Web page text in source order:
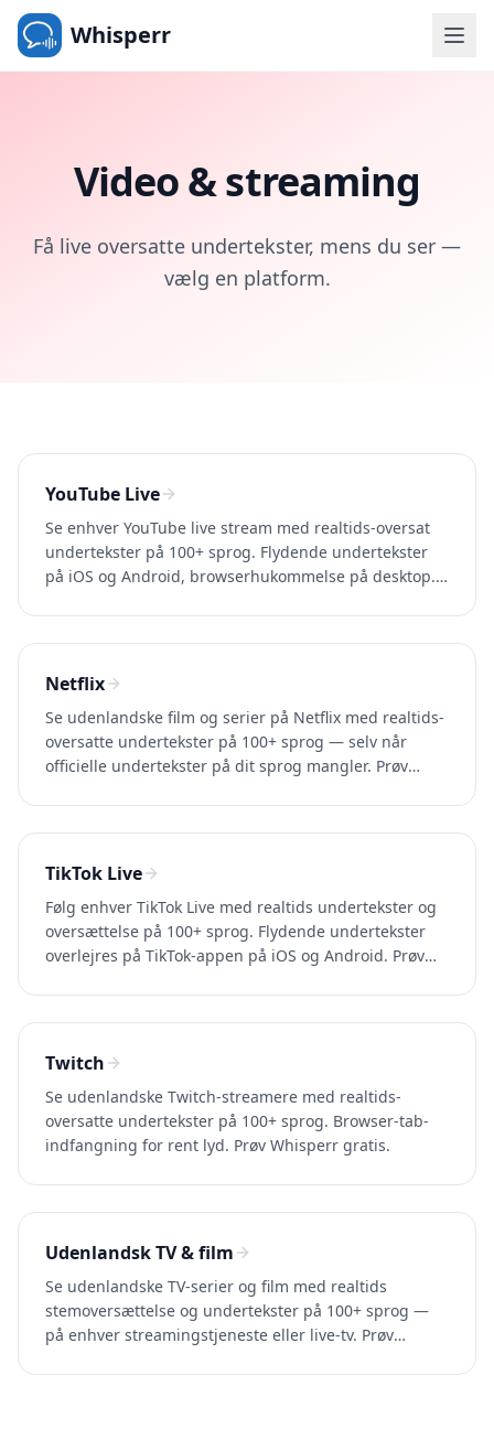
Whisperr
Video & streaming
Få live oversatte undertekster, mens du ser —
vælg en platform.
YouTube Live
Se enhver YouTube live stream med realtids-oversat
undertekster på 100+ sprog. Flydende undertekster
på iOS og Android, browserhukommelse på desktop.
Netflix
Se udenlandske film og serier på Netflix med realtids-
oversatte undertekster på 100+ sprog — selv når
officielle undertekster på dit sprog mangler. Prøv
TikTok Live
Følg enhver TikTok Live med realtids undertekster og
oversættelse på 100+ sprog. Flydende undertekster
overlejres på TikTok-appen på iOS og Android. Prøv
Twitch
Se udenlandske Twitch-streamere med realtids-
oversatte undertekster på 100+ sprog. Browser-tab-
indfangning for rent lyd. Prøv Whisperr gratis.
Udenlandsk TV & film
Se udenlandske TV-serier og film med realtids
stemoversættelse og undertekster på 100+ sprog —
på enhver streamingstjeneste eller live-tv. Prøv